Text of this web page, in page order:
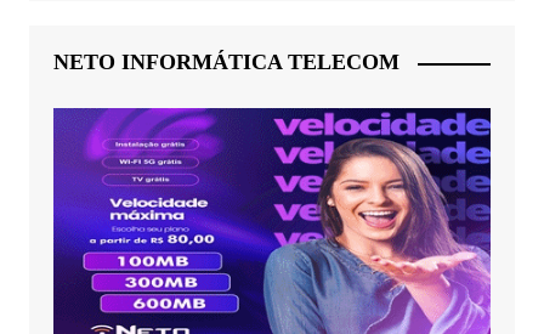
NETO INFORMÁTICA TELECOM